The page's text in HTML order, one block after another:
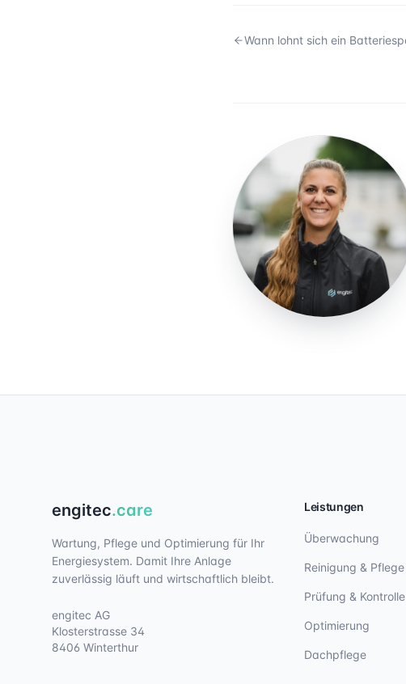
engitec.care
Wartung, Pflege und Optimierung für Ihr
Energiesystem. Damit Ihre Anlage
zuverlässig läuft und wirtschaftlich bleibt.
engitec AG
Klosterstrasse 34
8406 Winterthur
Leistungen
Überwachung
Reinigung & Pflege
Prüfung & Kontrolle
Optimierung
Dachpflege